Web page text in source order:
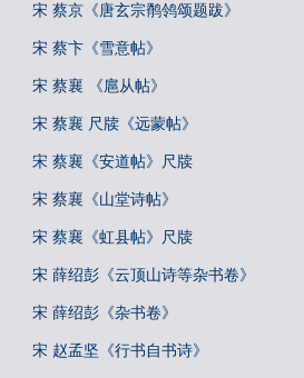
宋 蔡京《唐玄宗鹡鸰颂题跋》
宋 蔡卞《雪意帖》
宋 蔡襄 《扈从帖》
宋 蔡襄 尺牍《远蒙帖》
宋 蔡襄《安道帖》尺牍
宋 蔡襄《山堂诗帖》
宋 蔡襄《虹县帖》尺牍
宋 薛绍彭《云顶山诗等杂书卷》
宋 薛绍彭《杂书卷》
宋 赵孟坚《行书自书诗》